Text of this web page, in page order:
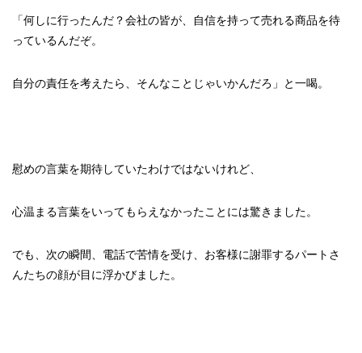
「何しに行ったんだ？会社の皆が、自信を持って売れる商品を待
っているんだぞ。
自分の責任を考えたら、そんなことじゃいかんだろ」と一喝。
慰めの言葉を期待していたわけではないけれど、
心温まる言葉をいってもらえなかったことには驚きました。
でも、次の瞬間、電話で苦情を受け、お客様に謝罪するパートさ
んたちの顔が目に浮かびました。